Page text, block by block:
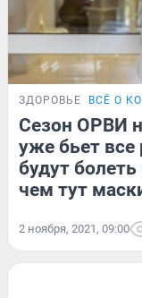
ЗДОРОВЬЕ ВСЁ О
Сезон ОРВИ
уже бьет
будут
чем тут
2 ноября, 2021, 09:00